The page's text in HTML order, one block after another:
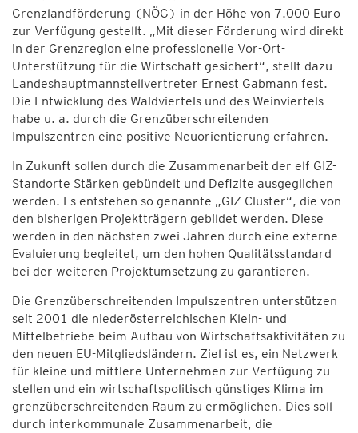
Grenzlandförderung (NÖG) in der Höhe von 7.000 Euro
zur Verfügung gestellt. „Mit dieser Förderung wird direkt
in der Grenzregion eine professionelle Vor-Ort-
Unterstützung für die Wirtschaft gesichert“, stellt dazu
Landeshauptmannstellvertreter Ernest Gabmann fest.
Die Entwicklung des Waldviertels und des Weinviertels
habe u. a. durch die Grenzüberschreitenden
Impulszentren eine positive Neuorientierung erfahren.
In Zukunft sollen durch die Zusammenarbeit der elf GIZ-
Standorte Stärken gebündelt und Defizite ausgeglichen
werden. Es entstehen so genannte „GIZ-Cluster“, die von
den bisherigen Projektträgern gebildet werden. Diese
werden in den nächsten zwei Jahren durch eine externe
Evaluierung begleitet, um den hohen Qualitätsstandard
bei der weiteren Projektumsetzung zu garantieren.
Die Grenzüberschreitenden Impulszentren unterstützen
seit 2001 die niederösterreichischen Klein- und
Mittelbetriebe beim Aufbau von Wirtschaftsaktivitäten zu
den neuen EU-Mitgliedsländern. Ziel ist es, ein Netzwerk
für kleine und mittlere Unternehmen zur Verfügung zu
stellen und ein wirtschaftspolitisch günstiges Klima im
grenzüberschreitenden Raum zu ermöglichen. Dies soll
durch interkommunale Zusammenarbeit, die